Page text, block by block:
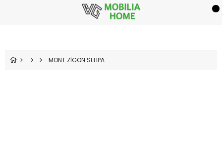
MONT ZİGON SEHPA